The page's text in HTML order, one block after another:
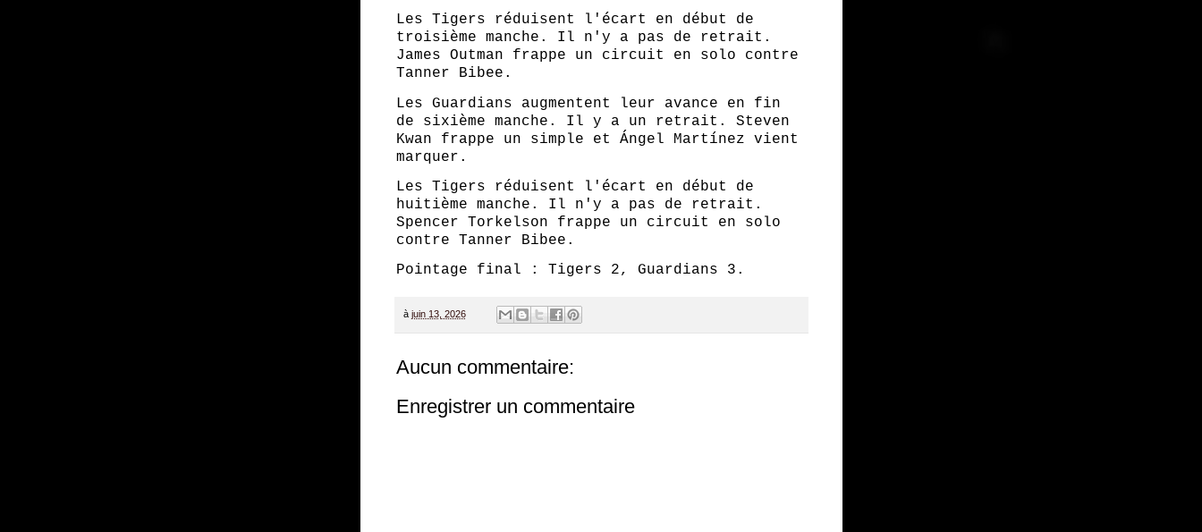
Les Tigers réduisent l'écart en début de
troisième manche. Il n'y a pas de retrait.
James Outman frappe un circuit en solo contre
Tanner Bibee.
Les Guardians augmentent leur avance en fin
de sixième manche. Il y a un retrait. Steven
Kwan frappe un simple et Ángel Martínez vient
marquer.
Les Tigers réduisent l'écart en début de
huitième manche. Il n'y a pas de retrait.
Spencer Torkelson frappe un circuit en solo
contre Tanner Bibee.
Pointage final : Tigers 2, Guardians 3.
à juin 13, 2026
Aucun commentaire:
Enregistrer un commentaire